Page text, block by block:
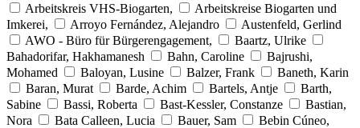
Arbeitskreis VHS-Biogarten,
Arbeitskreise Biogarten und
Imkerei,
Arroyo Fernández, Alejandro
Austenfeld, Gerlind
AWO - Büro für Bürgerengagement,
Baartz, Ulrike
Bahadorifar, Hakhamanesh
Bahn, Caroline
Bajrushi,
Mohamed
Baloyan, Lusine Balzer, Frank
Baneth, Karin
Baran, Murat
Barde, Achim Bartels, Antje
Barth,
Sabine
Bassi, Roberta Bast-Kessler, Constanze
Bastian,
Nora
Bata Calleen, Lucia Bauer, Sam
Bebin Cúneo,